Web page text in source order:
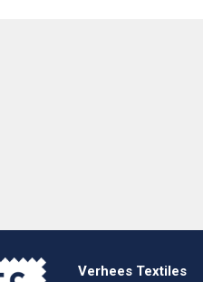
Verhees Textiles